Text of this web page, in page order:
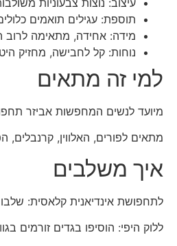
תוספת: עגילים תואמים
מידה: אחידה, מתאימה לרוב
נוחות: קל לחבישה, מחזיק
למי זה מתאים
מיועד לנשים המחפשות אביזר
מתאים לפורים, האלווין,
איך משלבים
לתחפושת אינדיאנית קלאסית:
ללוק היפי: הוסיפו בגדים זורמים